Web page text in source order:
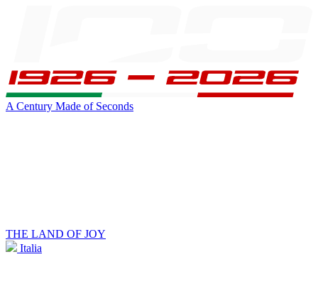
A Century Made of Seconds
THE LAND OF JOY
Italia